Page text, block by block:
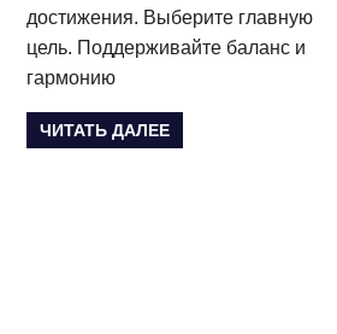
достижения. Выберите главную
цель. Поддерживайте баланс и
гармонию
ЧИТАТЬ ДАЛЕЕ